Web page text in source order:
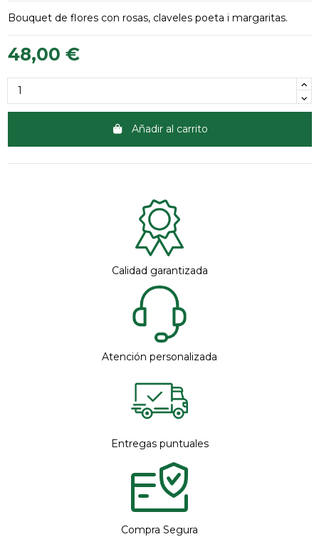
Bouquet de flores con rosas, claveles poeta i margaritas.
48,00 €
Añadir al carrito
Calidad garantizada
Atención personalizada
Entregas puntuales
Compra Segura